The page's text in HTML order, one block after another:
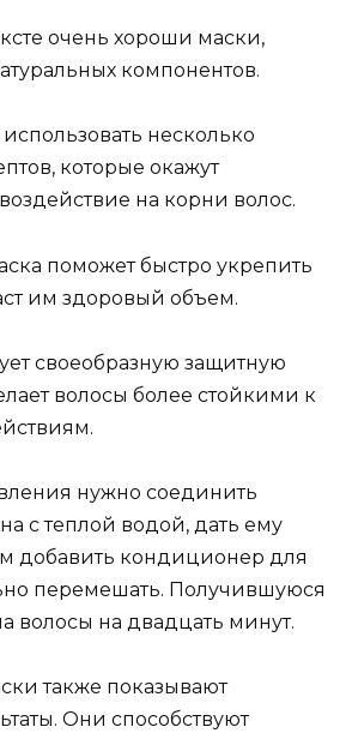
очень хороши маски,
компонентов.
несколько
которые окажут
на корни волос.
поможет быстро укрепить
им здоровый объем.
своеобразную защитную
волосы более стойкими к
нужно соединить
с теплой водой, дать ему
добавить кондиционер для
перемешать. Получившуюся
волосы на двадцать минут.
также показывают
Они способствуют